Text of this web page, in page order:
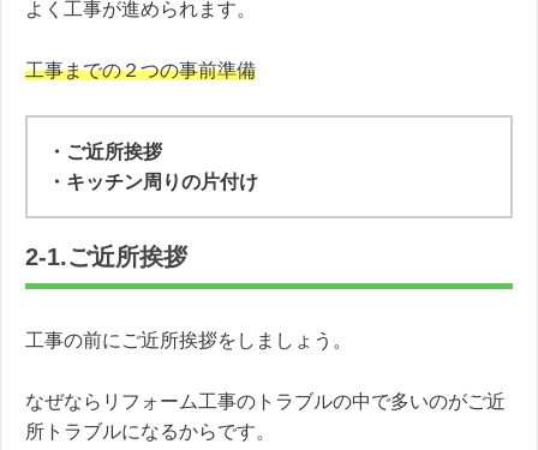
よく工事が進められます。
工事までの２つの事前準備
・ご近所挨拶
・キッチン周りの片付け
2-1.ご近所挨拶
工事の前にご近所挨拶をしましょう。
なぜならリフォーム工事のトラブルの中で多いのがご近
所トラブルになるからです。